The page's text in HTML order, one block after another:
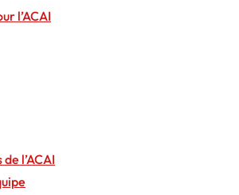
l’ACAI
l’ACAI